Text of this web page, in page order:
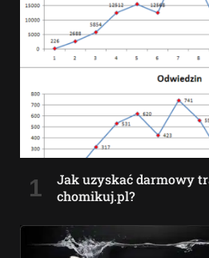
Jak uzyskać darmowy
chomikuj.pl?